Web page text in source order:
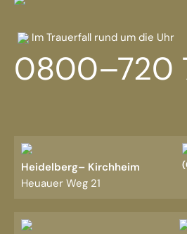
Im Trauerfall rund um die Uhr
0800–720
Heidelberg– Kirchheim
Heuauer Weg 21